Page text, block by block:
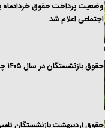
وضعیت پرداخت حقوق خردادماه
اجتماعی اعلام شد
حقوق بازنشستگان در سال ۱۴۰۵ چقدر زیاد شد؟